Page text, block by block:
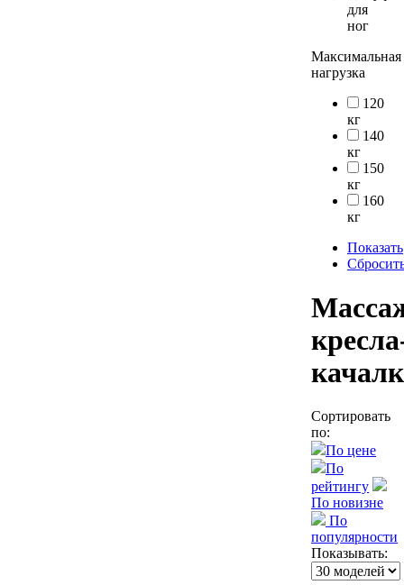
для
ног
Максимальная
нагрузка
120
кг
140
кг
150
кг
160
кг
Показать
Сортировать
по:
По цене
По
рейтингу
По новизне
По
популярности
Показывать: